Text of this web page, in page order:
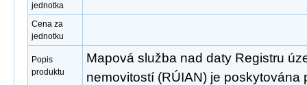
jednotka
Cena za
jednotku
Popis
produktu
Mapová služba nad daty Registru
nemovitostí (RÚIAN) je poskytována